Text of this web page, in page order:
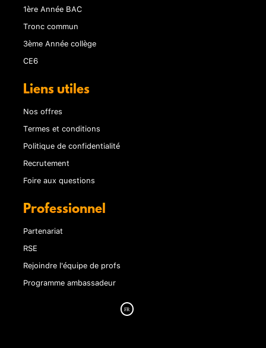
1ère Année BAC
Tronc commun
3ème Année collège
CE6
Liens utiles
Nos offres
Termes et conditions
Politique de confidentialité
Recrutement
Foire aux questions
Professionnel
Partenariat
RSE
Rejoindre l'équipe de profs
Programme ambassadeur